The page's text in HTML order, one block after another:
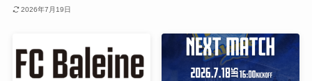
2026年7月19日